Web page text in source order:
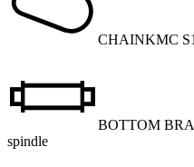
CHAINKMC S1
BOTTOM
spindle